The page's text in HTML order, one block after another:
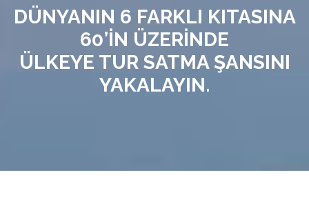
DÜNYANIN 6 FARKLI KITASINA
60’İN ÜZERİNDE
ÜLKEYE TUR SATMA ŞANSINI
YAKALAYIN.